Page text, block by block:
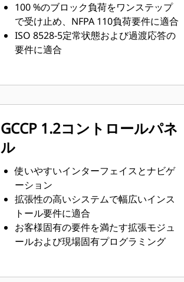
100 %のブロック負荷をワンステップ
で受け止め、NFPA 110負荷要件に適合
ISO 8528-5定常状態および過渡応答の
要件に適合
GCCP 1.2コントロールパネ
ル
使いやすいインターフェイスとナビゲ
ーション
拡張性の高いシステムで幅広いインス
トール要件に適合
お客様固有の要件を満たす拡張モジュ
ールおよび現場固有プログラミング